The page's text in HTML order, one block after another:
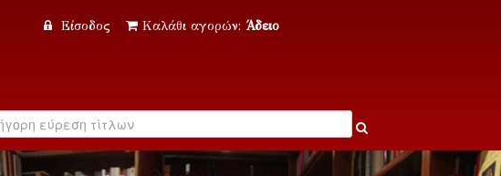
Είσοδος Καλάθι αγορών: Άδειο